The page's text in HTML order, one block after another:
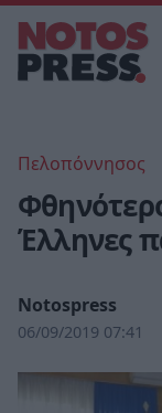
Πελοπόννησος
Έλληνες
Notospress
06/09/2019 07:41